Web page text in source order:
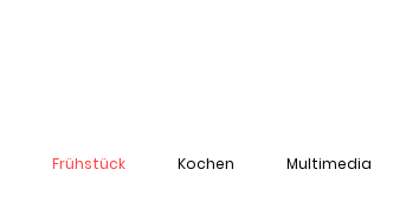
Frühstück Kochen Multimedia